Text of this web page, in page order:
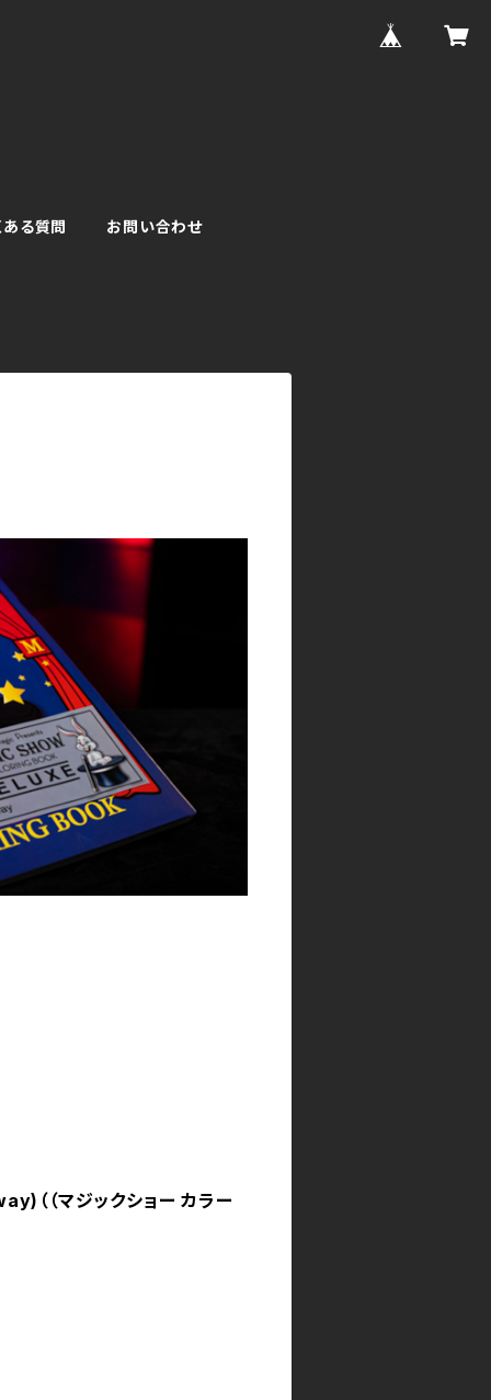
ある質問 お問い合わせ
（マジックショー カラー